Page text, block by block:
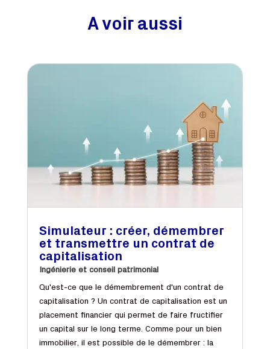
A voir aussi
Simulateur : créer, démembrer
et transmettre un contrat de
capitalisation
Ingénierie et conseil patrimonial
Qu'est-ce que le démembrement d'un contrat de
capitalisation ? Un contrat de capitalisation est un
placement financier qui permet de faire fructifier
un capital sur le long terme. Comme pour un bien
immobilier, il est possible de le démembrer : la